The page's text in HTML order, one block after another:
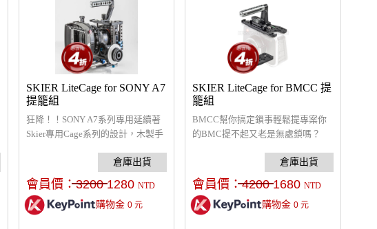
SKIER LiteCage for SONY A7
提籠組
狂降！！SONY A7系列專用延續著
Skier專用Cage系列的設計，木製手
CNC削邊電鍍，提供您完美的相機
保護性，主體有數個1/4"及3/8"螺
孔，可安裝螢幕怪手、LED補光
燈......等配件，熱靴座可加裝收音麥
會員價：3200 1280 NTD
購物金 0元
SKIER LiteCage for BMCC 提
籠組
BMCC幫你搞定鎖事輕鬆提專案你
的BMC提不起又老是無處鎖嗎？
態Cage有別於市場上BMCC整體包
覆形，採用極精簡手法打造專屬
Cage貼心設計組裝簡易擴充支援多
且不受阻，底座不側滑散熱系統不
會員價：4200 1680 NTD
購物金 0元